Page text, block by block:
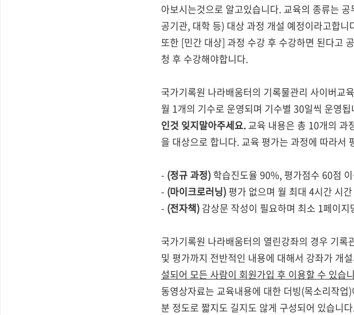
아보시는것으로 알고있습니다. 교육의 종류는
공기관, 대학 등) 대상 과정 개설 예정이라고합
또한 [민간 대상] 과정 수강 후 수강하면 된다고
청 후 수강해야합니다.
국가기록원 나라배움터의 기록물관리 사이버
월 1개의 기수로 운영되며 기수별 30일씩 운영
인것 잊지말아주세요. 교육 내용은 총 10개의 과
을 대상으로 합니다. 교육 평가는 과정에 따라서
- (정규 과정) 학습진도율 90%, 평가점수 60점
- (마이크로러닝) 평가 없으며 월 최대 4시간 시간
- (전자책) 감상문 작성이 필요하며 최소 1페이
국가기록원 나라배움터의 열린강좌의 경우 기
및 평가까지 전반적인 내용에 대해서 강좌가 개
설되어 모든 사람이 회원가입 후 이용할 수 있습
동영상자료는 교육내용에 대한 더빙(목소리작
분 정도로 짧지도 길지도 않게 구성되어 있습니